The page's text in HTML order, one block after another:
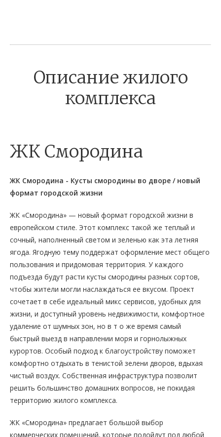
Описание жилого
комплекса
ЖК Смородина
ЖК Смородина - Кусты смородины во дворе / новый
формат городской жизни
ЖК «Смородина» — новый формат городской жизни в
европейском стиле. Этот комплекс такой же теплый и
сочный, наполненный светом и зеленью как эта летняя
ягода. Ягодную тему поддержат оформление мест общего
пользования и придомовая территория. У каждого
подъезда будут расти кусты смородины разных сортов,
чтобы жители могли наслаждаться ее вкусом. Проект
сочетает в себе идеальный микс сервисов, удобных для
жизни, и доступный уровень недвижимости, комфортное
удаление от шумных зон, но в т о же время самый
быстрый выезд в направлении моря и горнолыжных
курортов. Особый подход к благоустройству поможет
комфортно отдыхать в тенистой зелени дворов, вдыхая
чистый воздух. Собственная инфраструктура позволит
решить большинство домашних вопросов, не покидая
территорию жилого комплекса.
ЖК «Смородина» предлагает большой выбор
коммерческих помещений, которые подойдут под любой